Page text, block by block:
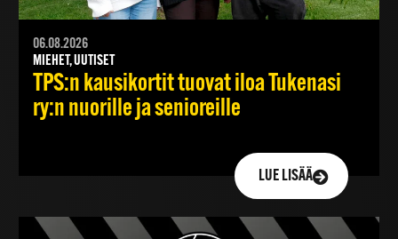
06.08.2026
MIEHET, UUTISET
TPS:n kausikortit tuovat iloa Tukenasi
ry:n nuorille ja senioreille
LUE LISÄÄ